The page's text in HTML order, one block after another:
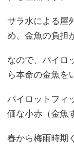
サラ水による屋
め、金魚の負担
なので、パイロ
ら本命の金魚を
パイロットフィ
価な小赤（金魚
春から梅雨時期